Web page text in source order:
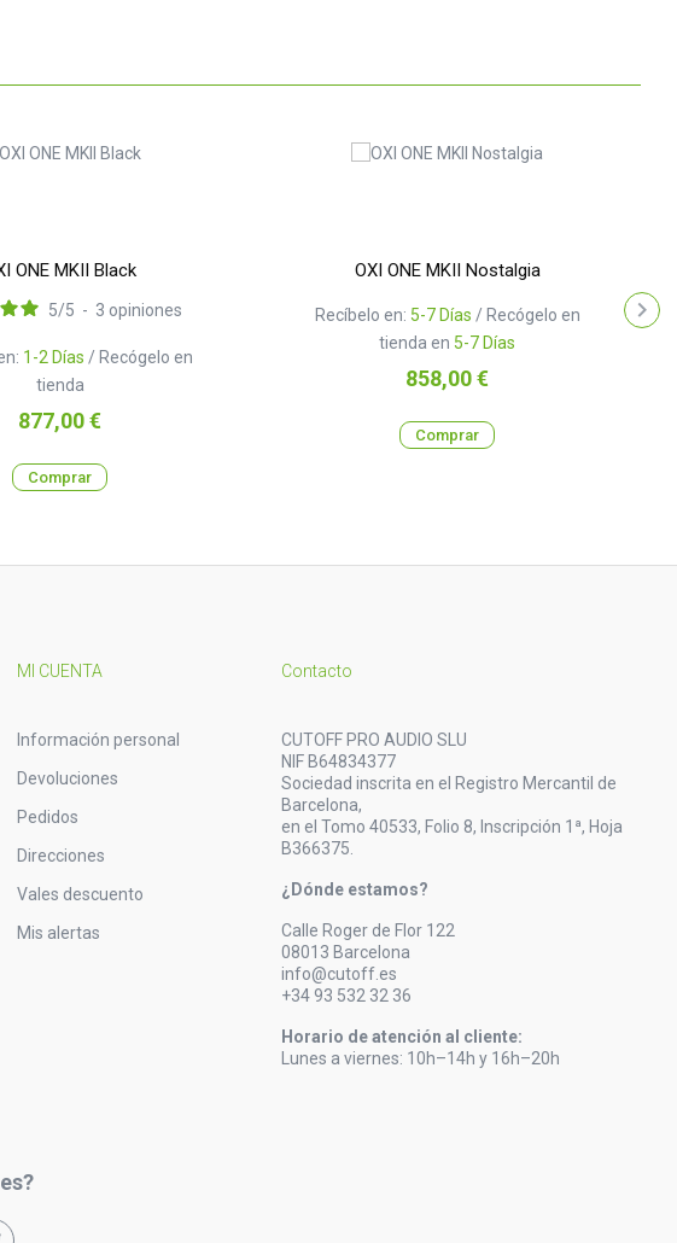
ONE MKII Black
1-2 Días / Recógelo en
tienda
5/5 - 3 opiniones
Precio
877,00 €
Comprar
OXI ONE MKII Nostalgia
Recíbelo en: 5-7 Días / Recógelo en
tienda en 5-7 Días
Precio
858,00 €
Comprar
MI CUENTA
Información personal
Devoluciones
Pedidos
Direcciones
Vales descuento
Mis alertas
Contacto
CUTOFF PRO AUDIO SLU
NIF B64834377
Sociedad inscrita en el Registro Mercantil de
Barcelona,
en el Tomo 40533, Folio 8, Inscripción 1ª, Hoja
B366375.
¿Dónde estamos?
Calle Roger de Flor 122
08013 Barcelona
info@cutoff.es
+34 93 532 32 36
Horario de atención al cliente:
Lunes a viernes: 10h–14h y 16h–20h